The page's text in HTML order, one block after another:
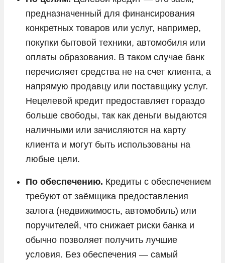
предназначенный для финансирования
конкретных товаров или услуг, например,
покупки бытовой техники, автомобиля или
оплаты образования. В таком случае банк
перечисляет средства не на счет клиента, а
напрямую продавцу или поставщику услуг.
Нецелевой кредит предоставляет гораздо
больше свободы, так как деньги выдаются
наличными или зачисляются на карту
клиента и могут быть использованы на
любые цели.
По обеспечению. Кредиты с обеспечением
требуют от заёмщика предоставления
залога (недвижимость, автомобиль) или
поручителей, что снижает риски банка и
обычно позволяет получить лучшие
условия. Без обеспечения — самый